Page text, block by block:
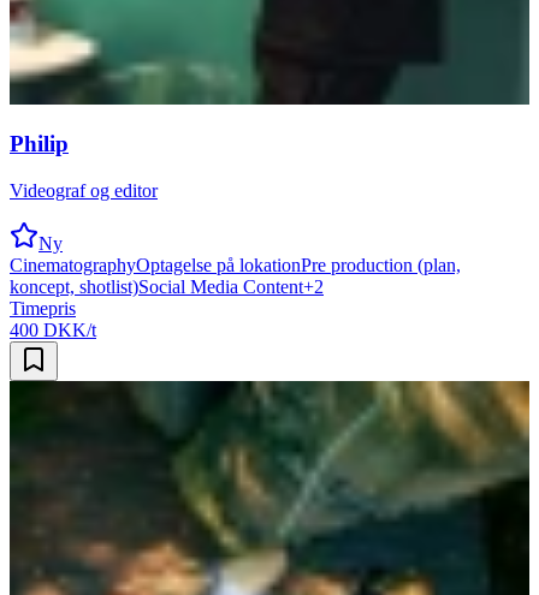
Philip
Videograf og editor
Ny
CinematographyOptagelse på lokationPre production (plan,
koncept, shotlist)Social Media Content+2
Timepris
400 DKK/t